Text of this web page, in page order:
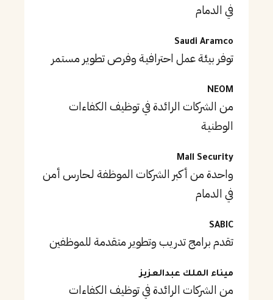
في الدمام
Saudi Aramco
توفر بيئة عمل احترافية وفرص تطوير مستمر
NEOM
من الشركات الرائدة في توظيف الكفاءات
الوطنية
Mall Security
واحدة من أكبر الشركات الموظفة لـحارس أمن
في الدمام
SABIC
تقدم برامج تدريب وتطوير متقدمة للموظفين
ميناء الملك عبدالعزيز
من الشركات الرائدة في توظيف الكفاءات